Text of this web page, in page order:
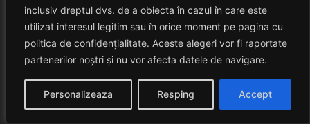
inclusiv dreptul dvs. de a obiecta în cazul în care este
utilizat interesul legitim sau în orice moment pe pagina cu
politica de confidențialitate. Aceste alegeri vor fi raportate
partenerilor noștri și nu vor afecta datele de navigare.
Personalizeaza Resping Accept
LEAVE A REPLY
YOUR EMAIL ADDRESS WILL NOT BE PUBLISHED.
REQUIRED FIELDS ARE MARKED*